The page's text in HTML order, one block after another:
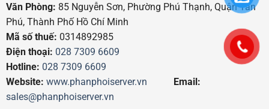
Văn Phòng: 85 Nguyễn Sơn, Phường Phú Thạnh, Quận Tân
Phú, Thành Phố Hồ Chí Minh
Mã số thuế: 0314892985
Điện thoại: 028 7309 6609
Hotline: 028 7309 6609
Website: www.phanphoiserver.vn
Email:
sales@phanphoiserver.vn